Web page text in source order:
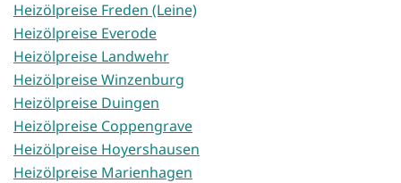
Heizölpreise Freden (Leine)
Heizölpreise Everode
Heizölpreise Landwehr
Heizölpreise Winzenburg
Heizölpreise Duingen
Heizölpreise Coppengrave
Heizölpreise Hoyershausen
Heizölpreise Marienhagen